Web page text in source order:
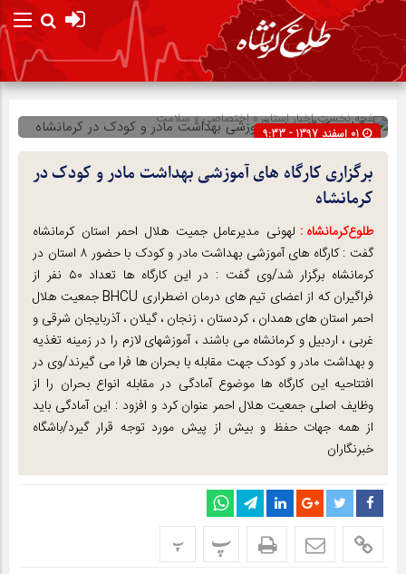
صفحه نخستاخبار استان»اختصاصی»سلامت
01 اسفند 1397 - 9:33
شناسه : 25392
برگزاری کارگاه های آموزشی بهداشت مادر و کودک در
کرمانشاه
طلوع‌‌کرمانشاه : لهونی مدیرعامل جمیت هلال احمر استان کرمانشاه
گفت : کارگاه های آموزشی بهداشت مادر و کودک با حضور ۸ استان در
کرمانشاه برگزار شد/وی گفت : در این کارگاه ها تعداد ۵۰ نفر از
فراگیران که از اعضای تیم های درمان اضطراری BHCU جمعیت هلال
احمر استان های همدان ، کردستان ، زنجان ، گیلان ، آذربایجان شرقی و
غربی ، اردبیل و کرمانشاه می باشند ، آموزشهای لازم را در زمینه تغذیه
و بهداشت مادر و کودک جهت مقابله با بحران ها فرا می گیرند/وی در
افتتاحیه این کارگاه ها موضوع آمادگی در مقابله انواع بحران را از
وظایف اصلی جمعیت هلال احمر عنوان کرد و افزود : این آمادگی باید
از همه جهات حفظ و بیش از پیش مورد توجه قرار گیرد/باشگاه
خبرنگاران
پ پ